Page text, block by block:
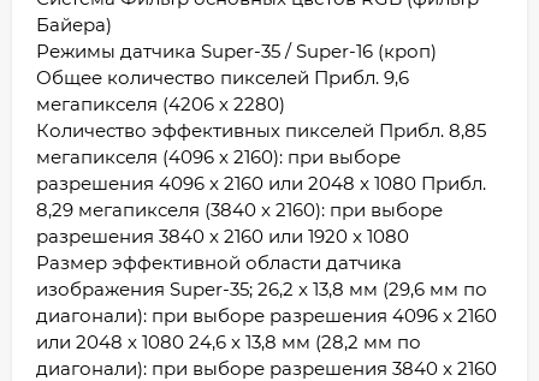
Байера)
Режимы датчика Super-35 / Super-16 (кроп)
Общее количество пикселей Прибл. 9,6
мегапикселя (4206 x 2280)
Количество эффективных пикселей Прибл. 8,85
мегапикселя (4096 x 2160): при выборе
разрешения 4096 x 2160 или 2048 x 1080 Прибл.
8,29 мегапикселя (3840 x 2160): при выборе
разрешения 3840 x 2160 или 1920 x 1080
Размер эффективной области датчика
изображения Super-35; 26,2 x 13,8 мм (29,6 мм по
диагонали): при выборе разрешения 4096 x 2160
или 2048 x 1080 24,6 x 13,8 мм (28,2 мм по
диагонали): при выборе разрешения 3840 x 2160